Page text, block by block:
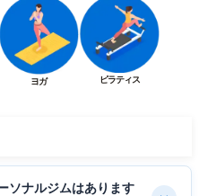
ヨガ ピラティス
ソナルジムはあります